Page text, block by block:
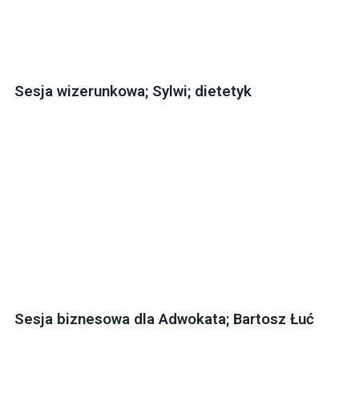
Sesja wizerunkowa; Sylwi; dietetyk
Sesja biznesowa dla Adwokata; Bartosz Łuć